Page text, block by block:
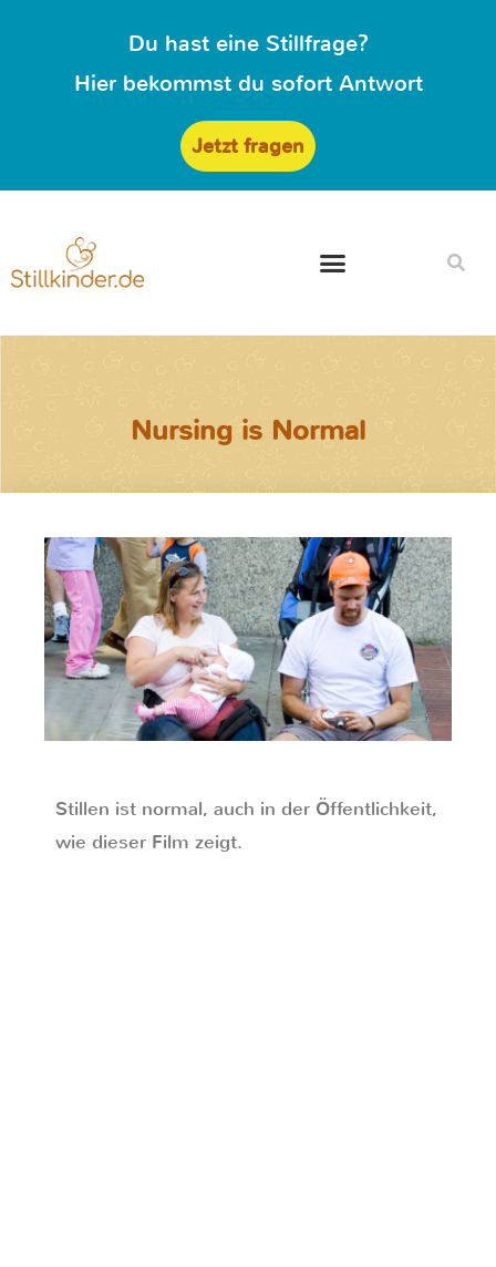
Du hast eine Stillfrage?
Hier bekommst du sofort Antwort
Jetzt fragen
Nursing is Normal
Stillen ist normal, auch in der Öffentlichkeit,
wie dieser Film zeigt.